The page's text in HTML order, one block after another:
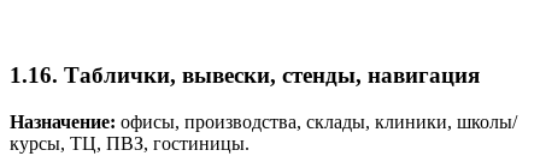
1.16. Таблички, вывески, стенды, навигация
Назначение: офисы, производства, склады, клиники, школы/
курсы, ТЦ, ПВЗ, гостиницы.